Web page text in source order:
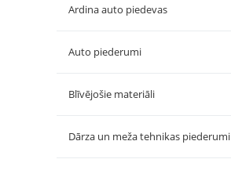
Ardina auto piedevas
Auto piederumi
Blīvējošie materiāli
Dārza un meža tehnikas piederumi